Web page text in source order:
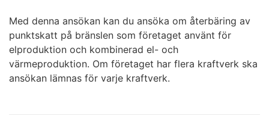
Med denna ansökan kan du ansöka om återbäring av
punktskatt på bränslen som företaget använt för
elproduktion och kombinerad el- och
värmeproduktion. Om företaget har flera kraftverk ska
ansökan lämnas för varje kraftverk.